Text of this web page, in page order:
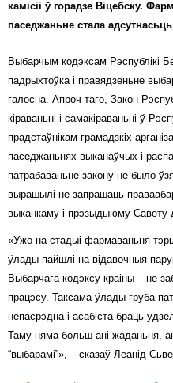
камісіі ў горадзе Віцебску.
паседжаньне стала
Выбарчым кодэксам Рэспублікі
падрыхтоўка і правядзеньне
галосна. Апроч таго, Закон
кіраваньні і самакіраваньні ў
прадстаўнікам грамадзкіх
паседжаньнях выканаўчых і
патрабаваньне закону не было
вырашылі не запрашаць
выканкаму і прэзыдыюму Савету
«Ужо на стадыі фармаваньня
ўлады пайшлі на відавочныя
Выбарчага кодэксу краіны – не
працэсу. Таксама ўлады груба
непасрэдна і асабіста браць
Таму няма больш ані жаданьня,
“выбарамі”», – сказаў Леанід
Рознае
Свабода слова
Свабода сумленьня
Суд
Сьмяротнае пакараньне
Экалёгія
Правы працоўных
Сацыяльныя правы